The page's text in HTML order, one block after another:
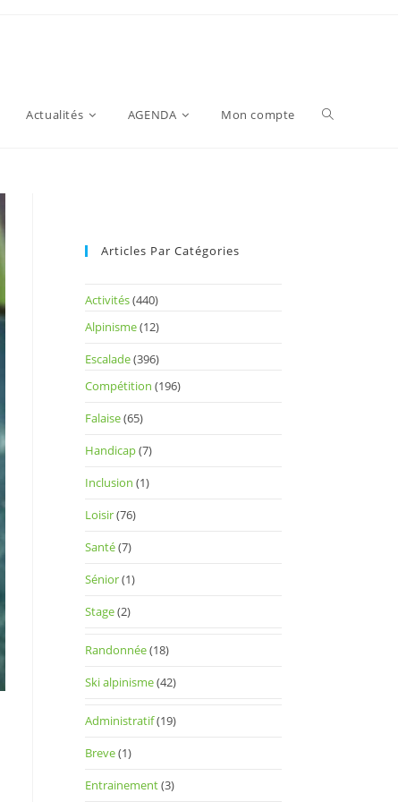
Actualités AGENDA Mon compte
Articles Par Catégories
Activités(440)
Alpinisme(12)
Escalade(396)
Compétition (196)
Falaise(65)
Handicap(7)
Inclusion (1)
Loisir(76)
Santé(7)
Sénior(1)
Stage(2)
Randonnée(18)
Ski alpinisme(42)
Administratif(19)
Breve(1)
Entrainement(3)